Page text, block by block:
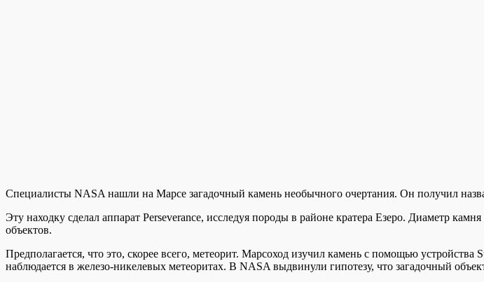
Специалисты NASA нашли на Марсе загадочный камень необычного очертания. Он получил
Эту находку сделал аппарат Perseverance, исследуя породы в районе кратера Езеро. Диаметр
объектов.
Предполагается, что это, скорее всего, метеорит. Марсоход изучил камень с помощью
наблюдается в железо-никелевых метеоритах. В NASA выдвинули гипотезу, что загадочный